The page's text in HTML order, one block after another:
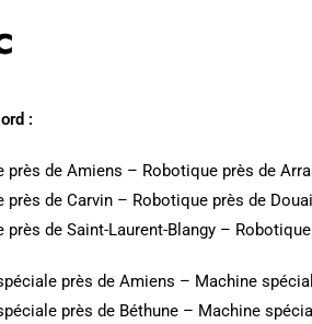
:
près de Amiens – Robotique près de
près de Carvin – Robotique près de Douai
près de Saint-Laurent-Blangy –
près de Amiens – Machine
près de Béthune – Machine